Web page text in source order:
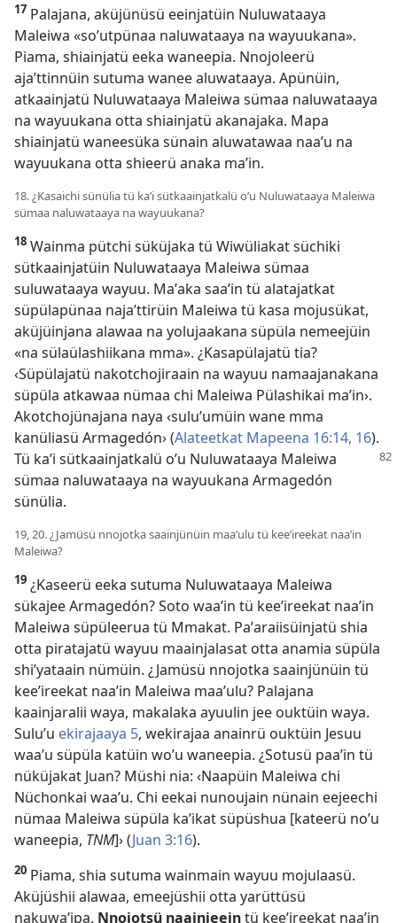
17 Palajana, aküjünüsü eeinjatüin Nuluwataaya
Maleiwa «soʼutpünaa naluwataaya na wayuukana».
Piama, shiainjatü eeka waneepia. Nnojoleerü
ajaʼttinnüin sutuma wanee aluwataaya. Apünüin,
atkaainjatü Nuluwataaya Maleiwa sümaa naluwataaya
na wayuukana otta shiainjatü akanajaka. Mapa
shiainjatü waneesüka sünain aluwatawaa naaʼu na
wayuukana otta shieerü anaka maʼin.
18. ¿Kasaichi sünülia tü kaʼi sütkaainjatkalü oʼu Nuluwataaya Maleiwa
sümaa naluwataaya na wayuukana?
18 Wainma pütchi süküjaka tü Wiwüliakat süchiki
sütkaainjatüin Nuluwataaya Maleiwa sümaa
suluwataaya wayuu. Maʼaka saaʼin tü alatajatkat
süpülapünaa najaʼttirüin Maleiwa tü kasa mojusükat,
aküjüinjana alawaa na yolujaakana süpüla nemeejüin
«na sülaülashiikana mma». ¿Kasapülajatü tia?
‹Süpülajatü nakotchojiraain na wayuu namaajanakana
süpüla atkawaa nümaa chi Maleiwa Pülashikai maʼin›.
Akotchojünajana naya ‹suluʼumüin wane mma
kanüliasü Armagedón› (Alateetkat Mapeena 16:14, 16).
Tü kaʼi sütkaainjatkalü oʼu Nuluwataaya Maleiwa
sümaa naluwataaya na wayuukana Armagedón
sünülia.
19, 20. ¿Jamüsü nnojotka saainjünüin maaʼulu tü keeʼireekat naaʼin
Maleiwa?
19 ¿Kaseerü eeka sutuma Nuluwataaya Maleiwa
sükajee Armagedón? Soto waaʼin tü keeʼireekat naaʼin
Maleiwa süpüleerua tü Mmakat. Paʼaraiisüinjatü shia
otta piratajatü wayuu maainjalasat otta anamia süpüla
shiʼyataain nümüin. ¿Jamüsü nnojotka saainjünüin tü
keeʼireekat naaʼin Maleiwa maaʼulu? Palajana
kaainjaralii waya, makalaka ayuulin jee ouktüin waya.
Suluʼu ekirajaaya 5, wekirajaa anainrü ouktüin Jesuu
waaʼu süpüla katüin woʼu waneepia. ¿Sotusü paaʼin tü
nüküjakat Juan? Müshi nia: ‹Naapüin Maleiwa chi
Nüchonkai waaʼu. Chi eekai nunoujain nünain eejeechi
nümaa Maleiwa süpüla kaʼikat süpüshua [kateerü noʼu
waneepia, TNM]› (Juan 3:16).
20 Piama, shia sutuma wainmain wayuu mojulaasü.
Aküjüshii alawaa, emeejüshii otta yarüttüsü
nakuwaʼipa. Nnojotsü naainjeeintü keeʼireekat naaʼin